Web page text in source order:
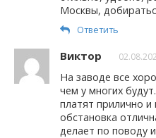
Москвы,
Ответить
Виктор
На заводе все
чем у многих
платят прилично
обстановка
делает по поводу